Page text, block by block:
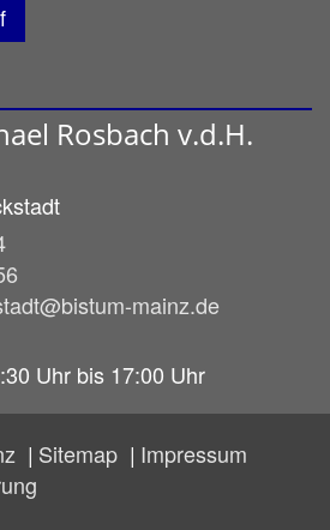
Rosbach v.d.H.
mainz.de
Uhr bis 17:00 Uhr
Sitemap
Impressum